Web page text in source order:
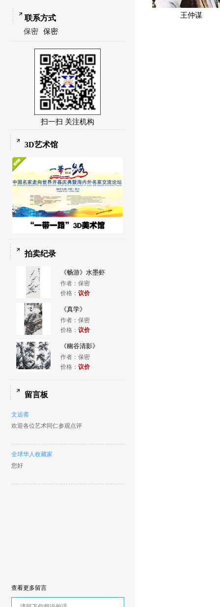
联系方式
保密 保密
扫一扫 关注机构
3D艺术馆
拍卖纪录
《畅游》水墨虾
作者：保密
价格： 议价
《真学》
作者：保密
价格： 议价
《幽谷清影》
作者：保密
价格： 议价
留言板
文远斋
欢迎各位艺术同仁参观点评
全球华人收藏家
您好
查看更多留言
王仲谋